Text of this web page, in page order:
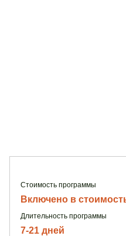
Стоимость программы
Включено в
Длительность программы
7-21 дней